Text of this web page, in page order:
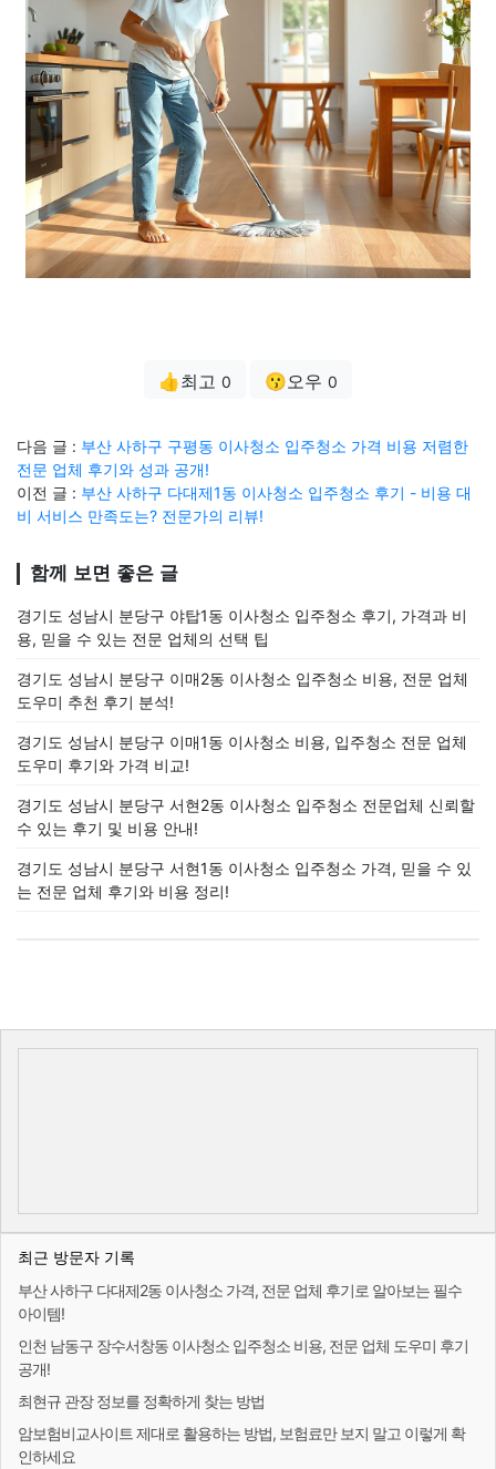
👍최고 0 😗오우 0
다음 글 : 부산 사하구 구평동 이사청소 입주청소 가격 비용 저렴한
전문 업체 후기와 성과 공개!
이전 글 : 부산 사하구 다대제1동 이사청소 입주청소 후기 - 비용 대
비 서비스 만족도는? 전문가의 리뷰!
함께 보면 좋은 글
경기도 성남시 분당구 야탑1동 이사청소 입주청소 후기, 가격과 비
용, 믿을 수 있는 전문 업체의 선택 팁
경기도 성남시 분당구 이매2동 이사청소 입주청소 비용, 전문 업체
도우미 추천 후기 분석!
경기도 성남시 분당구 이매1동 이사청소 비용, 입주청소 전문 업체
도우미 후기와 가격 비교!
경기도 성남시 분당구 서현2동 이사청소 입주청소 전문업체 신뢰할
수 있는 후기 및 비용 안내!
경기도 성남시 분당구 서현1동 이사청소 입주청소 가격, 믿을 수 있
는 전문 업체 후기와 비용 정리!
최근 방문자 기록
부산 사하구 다대제2동 이사청소 가격, 전문 업체 후기로 알아보는 필수
아이템!
인천 남동구 장수서창동 이사청소 입주청소 비용, 전문 업체 도우미 후기
공개!
최현규 관장 정보를 정확하게 찾는 방법
암보험비교사이트 제대로 활용하는 방법, 보험료만 보지 말고 이렇게 확
인하세요